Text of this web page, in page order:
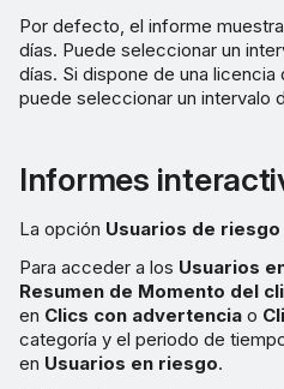
Por defecto, el informe
días. Puede seleccionar un
días. Si dispone de una licencia
puede seleccionar un intervalo
Informes
La opción Usuarios de riesgo
Para acceder a los Usuarios
Resumen de Momento del
en Clics con advertencia o
categoría y el periodo de
en Usuarios en riesgo.